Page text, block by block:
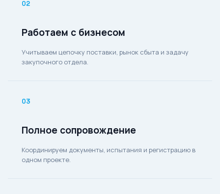
02
Работаем с бизнесом
Учитываем цепочку поставки, рынок сбыта и задачу
закупочного отдела.
03
Полное сопровождение
Координируем документы, испытания и регистрацию в
одном проекте.